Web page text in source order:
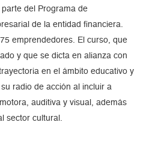
del Programa de
de la entidad financiera.
emprendedores. El curso, que
y que se dicta en alianza con
en el ámbito educativo y
radio de acción al incluir a
auditiva y visual, además
sector cultural.